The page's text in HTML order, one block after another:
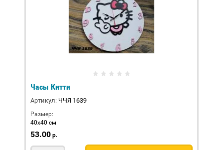
Часы Китти
Артикул: ЧЧЯ 1639
Размер:
40х40 см
53.00 р.